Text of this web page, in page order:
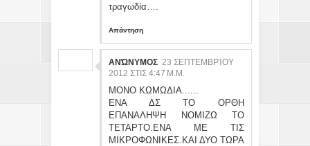
τραγωδία….
Απάντηση
ΑΝΏΝΥΜΟΣ 23 ΣΕΠΤΕΜΒΡΊΟΥ
2012 ΣΤΙΣ 4:47 Μ.Μ.
ΜΟΝΟ ΚΩΜΩΔΙΑ......
ΕΝΑ ΔΣ ΤΟ ΟΡΘΗ
ΕΠΑΝΑΛΗΨΗ ΝΟΜΙΖΩ ΤΟ
ΤΕΤΑΡΤΟ.ΕΝΑ ΜΕ ΤΙΣ
ΜΙΚΡΟΦΩΝΙΚΕΣ.ΚΑΙ ΔΥΟ ΤΩΡΑ